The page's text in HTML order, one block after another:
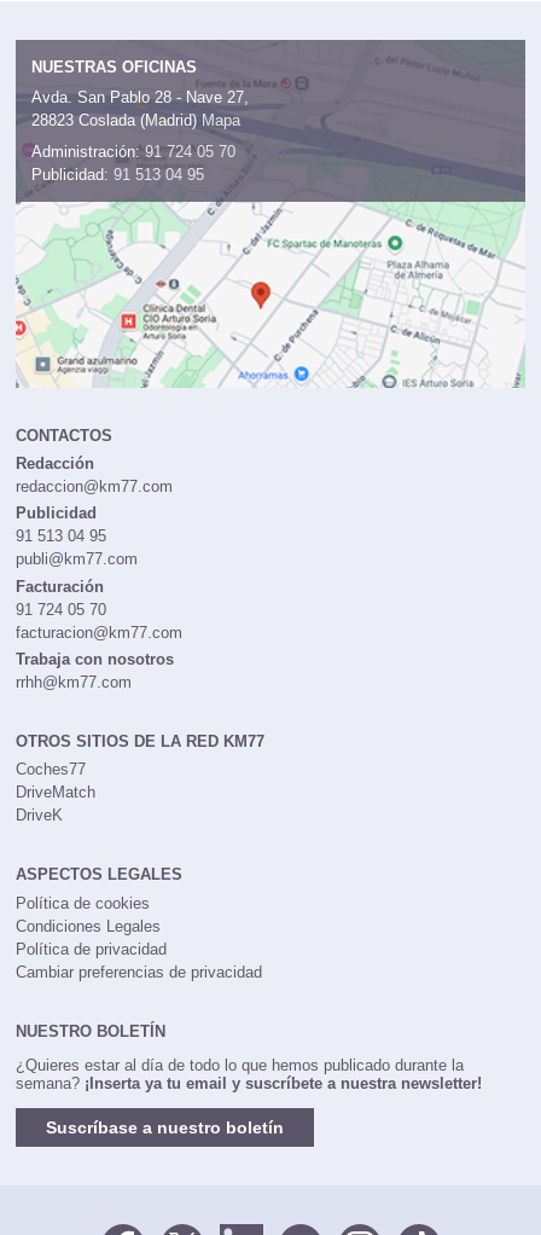
NUESTRAS OFICINAS
Avda. San Pablo 28 - Nave 27,
28823 Coslada (Madrid) Mapa
Administración: 91 724 05 70
Publicidad: 91 513 04 95
CONTACTOS
Redacción
redaccion@km77.com
Publicidad
91 513 04 95
publi@km77.com
Facturación
91 724 05 70
facturacion@km77.com
Trabaja con nosotros
rrhh@km77.com
OTROS SITIOS DE LA RED KM77
Coches77
DriveMatch
DriveK
ASPECTOS LEGALES
Política de cookies
Condiciones Legales
Política de privacidad
Cambiar preferencias de privacidad
NUESTRO BOLETÍN
¿Quieres estar al día de todo lo que hemos publicado durante la
semana? ¡Inserta ya tu email y suscríbete a nuestra newsletter!
Suscríbase a nuestro boletín